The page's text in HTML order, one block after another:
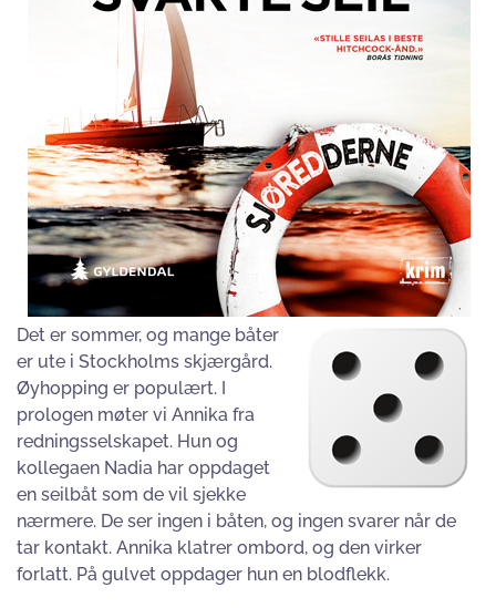
Det er sommer, og mange båter
er ute i Stockholms skjærgård.
Øyhopping er populært. I
prologen møter vi Annika fra
redningsselskapet. Hun og
kollegaen Nadia har oppdaget
en seilbåt som de vil sjekke
nærmere. De ser ingen i båten, og ingen svarer når de
tar kontakt. Annika klatrer ombord, og den virker
forlatt. På gulvet oppdager hun en blodflekk.